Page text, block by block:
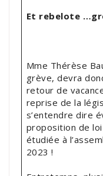
Et rebelote
Mme Thérèse
grève, devra
retour de
reprise de la
s’entendre dire
proposition de
étudiée à
2023 !